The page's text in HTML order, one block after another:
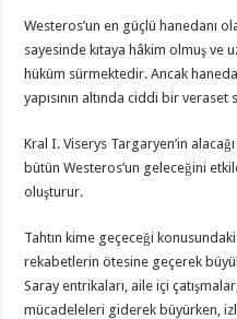
Westeros’un en güçlü hanedanı
sayesinde kıtaya hâkim olmuş ve
hüküm sürmektedir. Ancak
yapısının altında ciddi bir
Kral I. Viserys Targaryen’in
bütün Westeros’un geleceğini
oluşturur.
Tahtın kime geçeceği
rekabetlerin ötesine geçerek
Saray entrikaları, aile içi
mücadeleleri giderek büyürken,